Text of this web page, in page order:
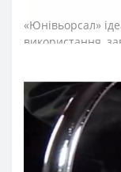
«Юнівьорсал»
використання,
тривалої
щілин та
елементів їжі.
професійного